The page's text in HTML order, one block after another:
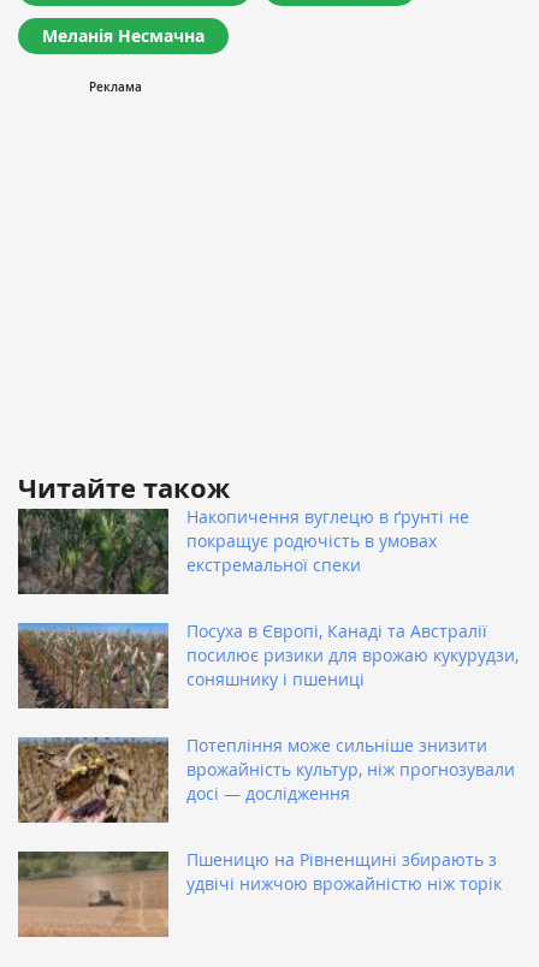
Меланія Несмачна
Читайте також
Накопичення вуглецю в ґрунті не
покращує родючість в умовах
екстремальної спеки
Посуха в Європі, Канаді та Австралії
посилює ризики для врожаю кукурудзи,
соняшнику і пшениці
Потепління може сильніше знизити
врожайність культур, ніж прогнозували
досі — дослідження
Пшеницю на Рівненщині збирають з
удвічі нижчою врожайністю ніж торік